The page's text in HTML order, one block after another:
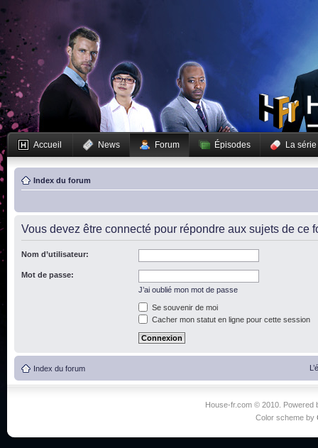
Accueil News Forum Épisodes La série
Index du forum
Vous devez être connecté pour répondre aux sujets de ce
Nom d’utilisateur:
Mot de passe:
J’ai oublié mon mot de passe
Se souvenir de moi
Cacher mon statut en ligne pour cette session
Index du forum
House-fr.com © 2010. Powered
Color scheme by